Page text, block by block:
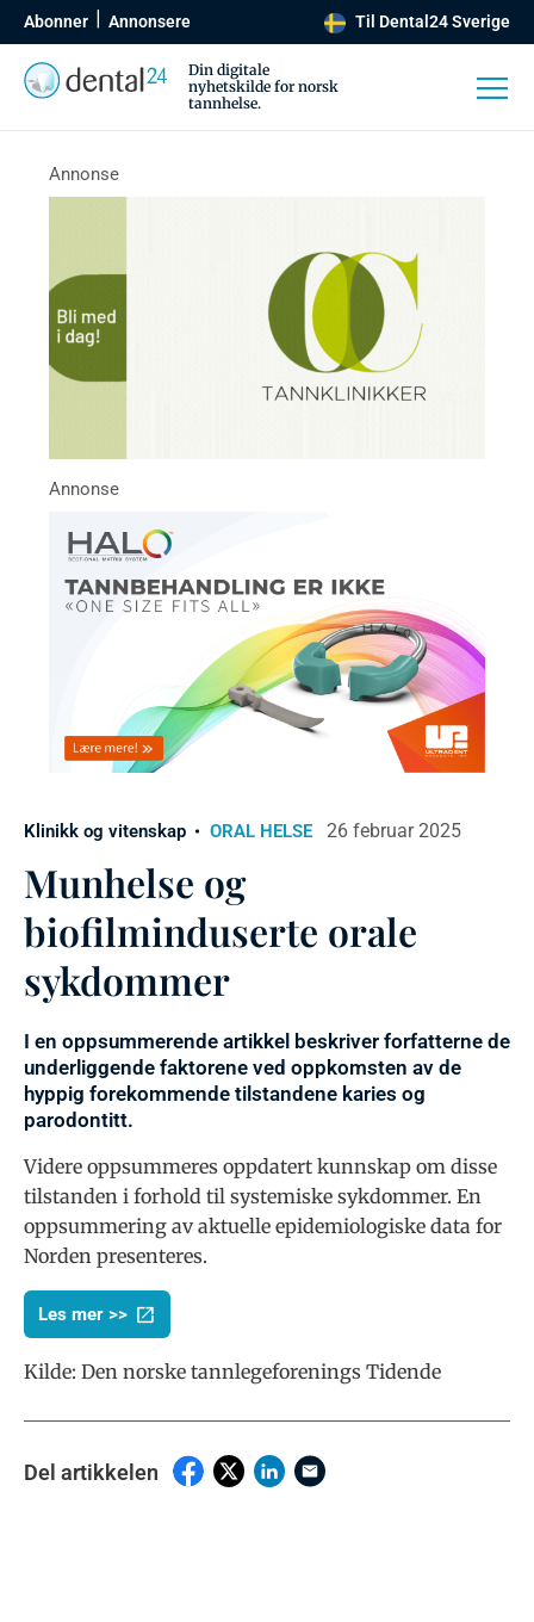
Abonner Annonsere Til Dental24 Sverige
Din digitale
nyhetskilde for norsk
tannhelse.
Klinikk og vitenskap ORAL HELSE 26 februar 2025
Munhelse og
biofilminduserte orale
sykdommer
I en oppsummerende artikkel beskriver forfatterne de
underliggende faktorene ved oppkomsten av de
hyppig forekommende tilstandene karies og
parodontitt.
Videre oppsummeres oppdatert kunnskap om disse
tilstanden i forhold til systemiske sykdommer. En
oppsummering av aktuelle epidemiologiske data for
Norden presenteres.
Les mer >>
Kilde: Den norske tannlegeforenings Tidende
Del artikkelen